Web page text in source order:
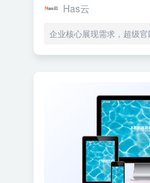
Has云
企业核心展现需求，超级